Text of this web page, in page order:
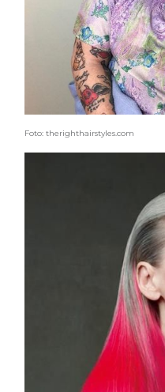
Foto: therighthairstyles.com